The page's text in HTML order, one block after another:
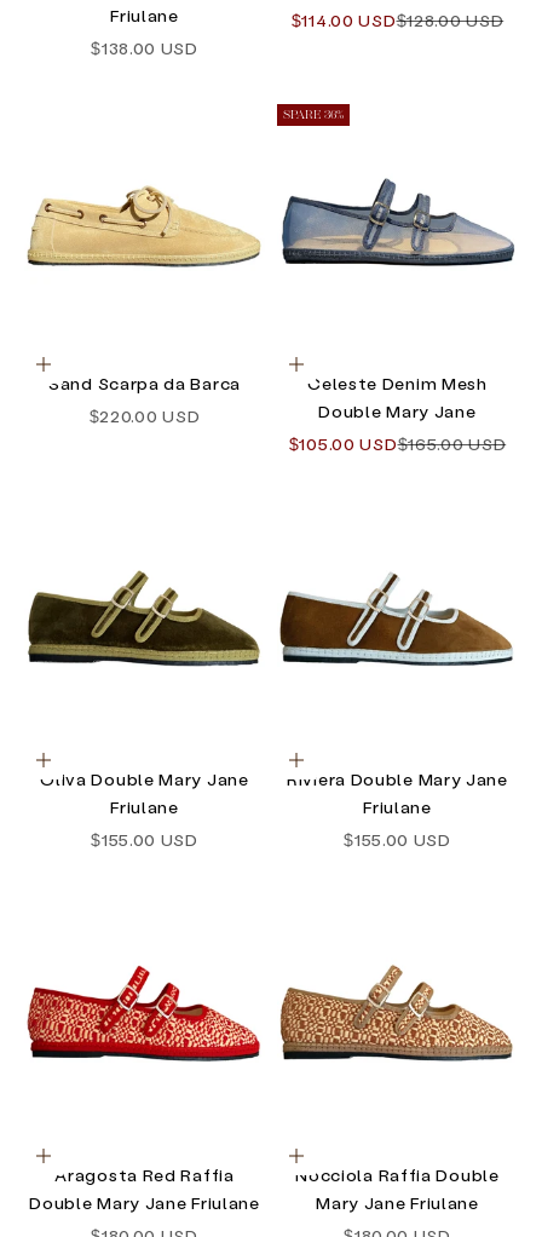
Friulane
Angebot
$138.00 USD
Angebot
$114.00 USDRegulärer Preis
$128.00 USD
Optionen auswählen
Sand Scarpa da Barca
Angebot
$220.00 USD
SPARE 36%
Optionen auswählen
Celeste Denim Mesh
Double Mary Jane
Angebot
$105.00 USDRegulärer Preis
$165.00 USD
Optionen auswählen
Oliva Double Mary Jane
Friulane
Angebot
$155.00 USD
Optionen auswählen
Riviera Double Mary Jane
Friulane
Angebot
$155.00 USD
Optionen auswählen
Aragosta Red Raffia
Double Mary Jane Friulane
Optionen auswählen
Nocciola Raffia Double
Mary Jane Friulane